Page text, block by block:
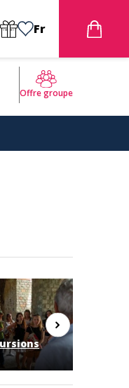
Fr
Offre groupe